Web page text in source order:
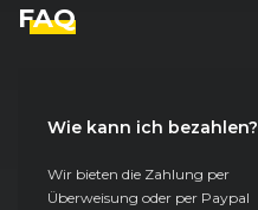
FAQ
Wie kann ich bezahlen?
Wir bieten die Zahlung per
Überweisung oder per Paypal